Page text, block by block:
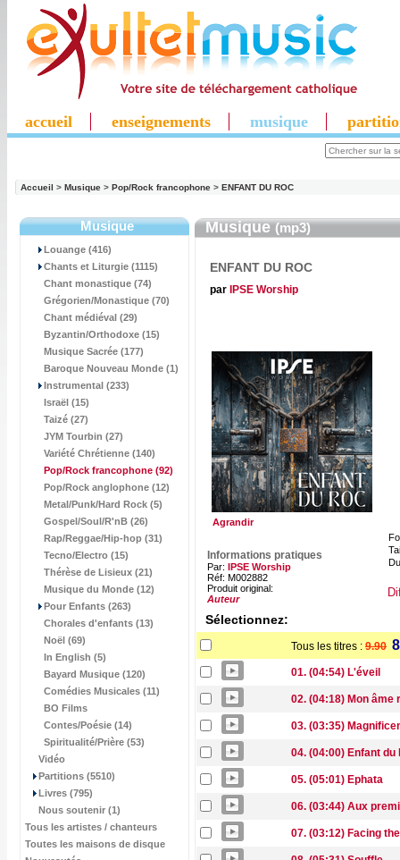
accueil enseignements musique
Accueil > Musique > Pop/Rock francophone > ENFANT DU ROC
Musique
Louange (416)
Chants et Liturgie (1115)
Chant monastique (74)
Grégorien/Monastique (70)
Chant médiéval (29)
Byzantin/Orthodoxe (15)
Musique Sacrée (177)
Baroque Nouveau Monde (1)
Instrumental (233)
Israël (15)
Taizé (27)
JYM Tourbin (27)
Variété Chrétienne (140)
Pop/Rock francophone (92)
Pop/Rock anglophone (12)
Metal/Punk/Hard Rock (5)
Gospel/Soul/R'nB (26)
Rap/Reggae/Hip-hop (31)
Tecno/Electro (15)
Thérèse de Lisieux (21)
Musique du Monde (12)
Pour Enfants (263)
Chorales d'enfants (13)
Noël (69)
In English (5)
Bayard Musique (120)
Comédies Musicales (11)
BO Films
Contes/Poésie (14)
Spiritualité/Prière (53)
Vidéo
Partitions (5510)
Livres (795)
Nous soutenir (1)
Tous les artistes / chanteurs
Toutes les maisons de disque
Musique(mp3)
ENFANT DU ROC
par IPSE Worship
Agrandir
Informations pratiques
Par: IPSE Worship
Réf: M002882
Produit original:
Auteur
Sélectionnez:
Tous les titres : 9.90
01. (04:54) L'éveil
02. (04:18) Mon âme
03. (03:35)
04. (04:00) Enfant du
05. (05:01) Ephata
06. (03:44) Aux
07. (03:12) Facing